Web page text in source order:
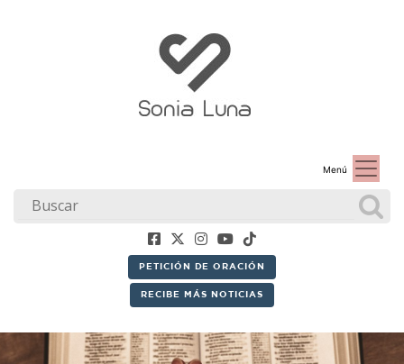
Menú
PETICIÓN DE ORACIÓN
RECIBE MÁS NOTICIAS